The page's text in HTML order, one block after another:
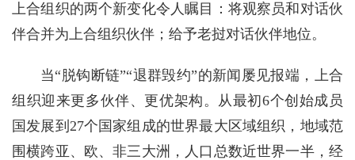
上合组织的两个新变化令人瞩目：将观察员和对话伙
伴合并为上合组织伙伴；给予老挝对话伙伴地位。
当“脱钩断链”“退群毁约”的新闻屡见报端，上合
组织迎来更多伙伴、更优架构。从最初6个创始成员
国发展到27个国家组成的世界最大区域组织，地域范
围横跨亚、欧、非三大洲，人口总数近世界一半，经